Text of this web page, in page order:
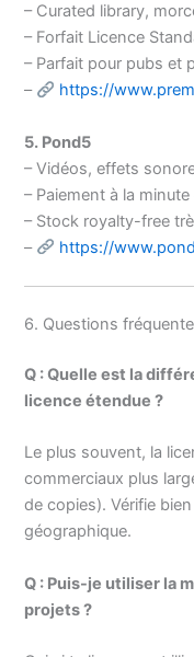
– Curated library,
– Forfait Licence
– Parfait pour pubs et
–
https://
5. Pond5
– Vidéos, effets
– Paiement à la
– Stock royalty-free
–
https://
6. Questions
Q : Quelle est la
licence étendue ?
Le plus souvent, la
commerciaux plus
de copies). Vérifie
géographique.
Q : Puis-je utiliser la
projets ?